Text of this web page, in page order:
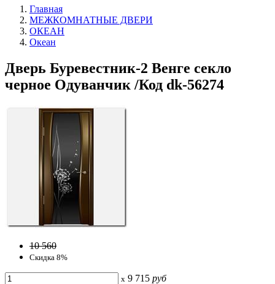
Главная
МЕЖКОМНАТНЫЕ ДВЕРИ
ОКЕАН
Океан
Дверь Буревестник-2 Венге секло
черное Одуванчик /Код dk-56274
10 560
Скидка 8%
x 9 715 руб